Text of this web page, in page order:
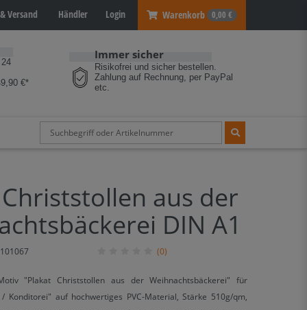
Versand Händler Login Warenkorb 0,00 €
€*
Immer sicher
Risikofrei und sicher bestellen.
Zahlung auf Rechnung, per PayPal
etc.
aus der
DIN A1
(0)
"Plakat Christstollen aus der Weihnachtsbäckerei" für
Konditorei" auf hochwertiges PVC-Material, Stärke 510g/qm,